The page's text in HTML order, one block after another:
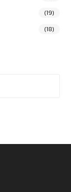
(19)
(18)